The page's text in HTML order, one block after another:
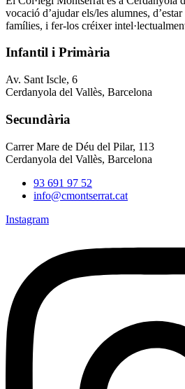
vocació d’ajudar els/les alumnes,
famílies, i fer-los créixer
Infantil i Primària
Av. Sant Iscle, 6
Cerdanyola del Vallès, Barcelona
Secundària
Carrer Mare de Déu del Pilar, 113
Cerdanyola del Vallès, Barcelona
93 691 97 52
info@cmontserrat.cat
Instagram